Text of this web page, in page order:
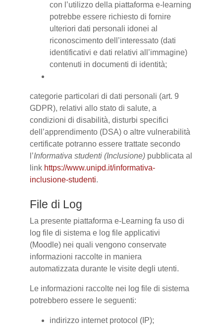
con l’utilizzo della piattaforma e-learning
potrebbe essere richiesto di fornire
ulteriori dati personali idonei al
riconoscimento dell’interessato (dati
identificativi e dati relativi all’immagine)
contenuti in documenti di identità;
categorie particolari di dati personali (art. 9
GDPR), relativi allo stato di salute, a
condizioni di disabilità, disturbi specifici
dell’apprendimento (DSA) o altre vulnerabilità
certificate potranno essere trattate secondo
l’Informativa studenti (Inclusione) pubblicata al
link https://www.unipd.it/informativa-
inclusione-studenti.
File di Log
La presente piattaforma e-Learning fa uso di
log file di sistema e log file applicativi
(Moodle) nei quali vengono conservate
informazioni raccolte in maniera
automatizzata durante le visite degli utenti.
Le informazioni raccolte nei log file di sistema
potrebbero essere le seguenti:
indirizzo internet protocol (IP);